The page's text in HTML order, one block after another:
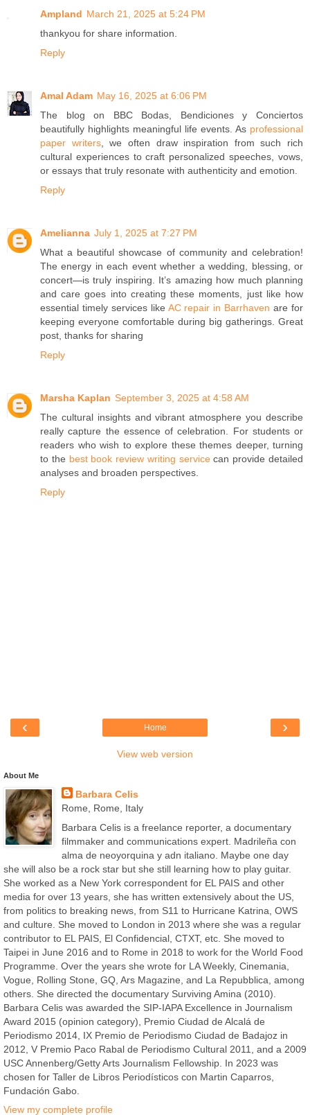
Ampland March 21, 2025 at 5:24 PM
thankyou for share information.
Reply
Amal Adam May 16, 2025 at 6:06 PM
The blog on BBC Bodas, Bendiciones y Conciertos
beautifully highlights meaningful life events. As professional
paper writers, we often draw inspiration from such rich
cultural experiences to craft personalized speeches, vows,
or essays that truly resonate with authenticity and emotion.
Reply
Amelianna July 1, 2025 at 7:27 PM
What a beautiful showcase of community and celebration!
The energy in each event whether a wedding, blessing, or
concert—is truly inspiring. It’s amazing how much planning
and care goes into creating these moments, just like how
essential timely services like AC repair in Barrhaven are for
keeping everyone comfortable during big gatherings. Great
post, thanks for sharing
Reply
Marsha Kaplan September 3, 2025 at 4:58 AM
The cultural insights and vibrant atmosphere you describe
really capture the essence of celebration. For students or
readers who wish to explore these themes deeper, turning
to the best book review writing servicecan provide detailed
analyses and broaden perspectives.
Reply
‹ ›
Home
View web version
About Me
Barbara Celis
Rome, Rome, Italy
Barbara Celis is a freelance reporter, a documentary
filmmaker and communications expert. Madrileña con
alma de neoyorquina y adn italiano. Maybe one day
she will also be a rock star but she still learning how to play guitar.
She worked as a New York correspondent for EL PAIS and other
media for over 13 years, she has written extensively about the US,
from politics to breaking news, from S11 to Hurricane Katrina, OWS
and culture. She moved to London in 2013 where she was a regular
contributor to EL PAIS, El Confidencial, CTXT, etc. She moved to
Taipei in June 2016 and to Rome in 2018 to work for the World Food
Programme. Over the years she wrote for LA Weekly, Cinemania,
Vogue, Rolling Stone, GQ, Ars Magazine, and La Repubblica, among
others. She directed the documentary Surviving Amina (2010).
Barbara Celis was awarded the SIP-IAPA Excellence in Journalism
Award 2015 (opinion category), Premio Ciudad de Alcalá de
Periodismo 2014, IX Premio de Periodismo Ciudad de Badajoz in
2012, V Premio Paco Rabal de Periodismo Cultural 2011, and a 2009
USC Annenberg/Getty Arts Journalism Fellowship. In 2023 was
chosen for Taller de Libros Periodísticos con Martin Caparros,
Fundación Gabo.
View my complete profile